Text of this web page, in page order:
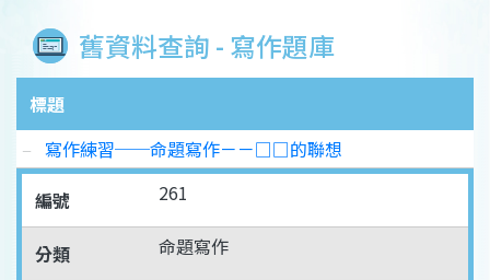
舊資料查詢 - 寫作題庫
標題
寫作練習──命題寫作－－□□的聯想
編號
261
分類 命題寫作